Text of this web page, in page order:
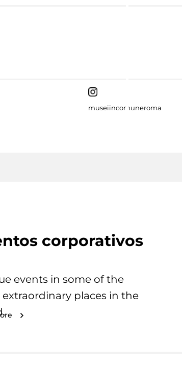
museiincomuneroma
corporativos
events in some of the
extraordinary places in the